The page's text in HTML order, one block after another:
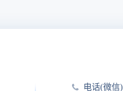
电话(微信)